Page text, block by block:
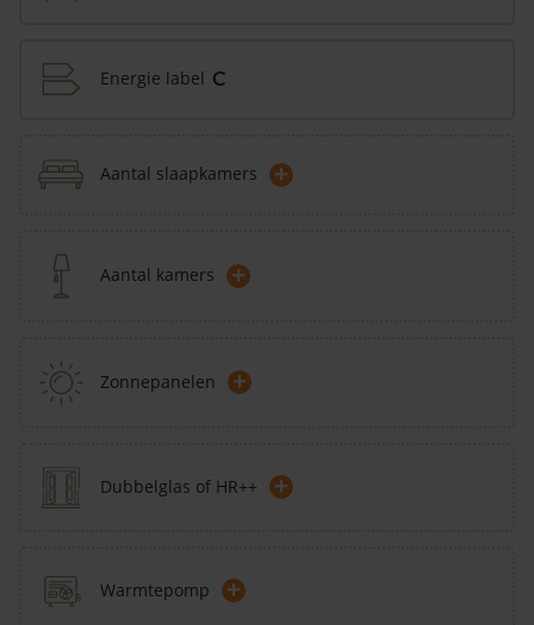
Energie label C
Aantal slaapkamers +
Aantal kamers +
Zonnepanelen +
Dubbelglas of HR++ +
Warmtepomp +